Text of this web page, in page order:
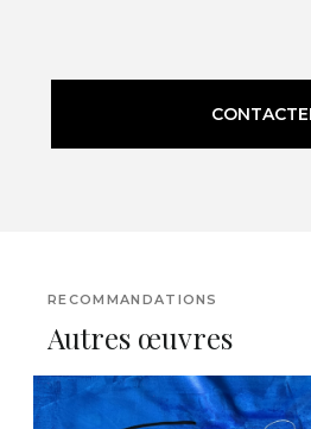
RECOMMANDATIONS
Autres œuvres